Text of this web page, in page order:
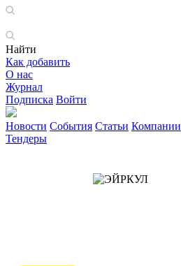
Найти
Как добавить
О нас
Журнал
Подписка Войти
Новости События Статьи Компании
Тендеры